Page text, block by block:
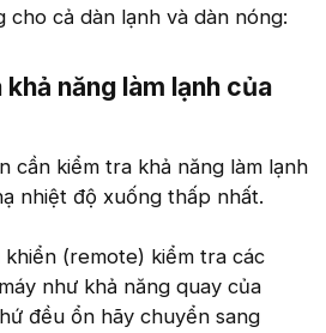
cho cả dàn lạnh và dàn nóng:
năng làm lạnh của
cần kiểm tra khả năng làm lạnh
nhiệt độ xuống thấp nhất.
(remote) kiểm tra các
như khả năng quay của
đều ổn hãy chuyển sang